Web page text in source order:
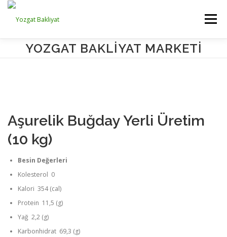
İçeriğe
Menü
YOZGAT BAKLIYAT MARKETI
Aşurelik Buğday Yerli Üretim
(10 kg)
Besin Değerleri
Kolesterol 0
Kalori 354 (cal)
Protein 11,5 (g)
Yağ 2,2 (g)
Karbonhidrat 69,3 (g)